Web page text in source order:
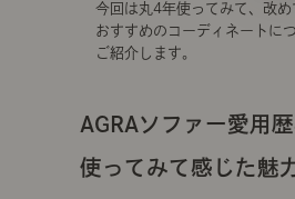
今回は丸4年使ってみて、改め
おすすめのコーディネートに
ご紹介します。
AGRAソファー愛用
使ってみて感じた魅